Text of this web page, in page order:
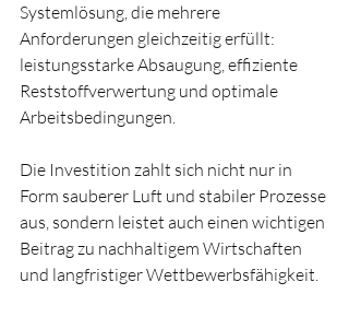
Systemlösung, die mehrere
Anforderungen gleichzeitig erfüllt:
leistungsstarke Absaugung, effiziente
Reststoffverwertung und optimale
Arbeitsbedingungen.
Die Investition zahlt sich nicht nur in
Form sauberer Luft und stabiler Prozesse
aus, sondern leistet auch einen wichtigen
Beitrag zu nachhaltigem Wirtschaften
und langfristiger Wettbewerbsfähigkeit.